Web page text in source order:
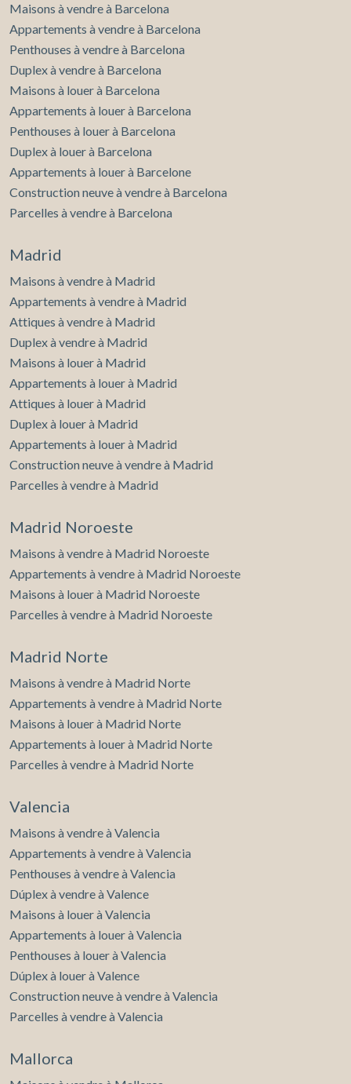
Maisons à vendre à Barcelona
Appartements à vendre à Barcelona
Penthouses à vendre à Barcelona
Duplex à vendre à Barcelona
Maisons à louer à Barcelona
Appartements à louer à Barcelona
Penthouses à louer à Barcelona
Duplex à louer à Barcelona
Appartements à louer à Barcelone
Construction neuve à vendre à Barcelona
Parcelles à vendre à Barcelona
Madrid
Maisons à vendre à Madrid
Appartements à vendre à Madrid
Attiques à vendre à Madrid
Duplex à vendre à Madrid
Maisons à louer à Madrid
Appartements à louer à Madrid
Attiques à louer à Madrid
Duplex à louer à Madrid
Appartements à louer à Madrid
Construction neuve à vendre à Madrid
Parcelles à vendre à Madrid
Madrid Noroeste
Maisons à vendre à Madrid Noroeste
Appartements à vendre à Madrid Noroeste
Maisons à louer à Madrid Noroeste
Parcelles à vendre à Madrid Noroeste
Madrid Norte
Maisons à vendre à Madrid Norte
Appartements à vendre à Madrid Norte
Maisons à louer à Madrid Norte
Appartements à louer à Madrid Norte
Parcelles à vendre à Madrid Norte
Valencia
Maisons à vendre à Valencia
Appartements à vendre à Valencia
Penthouses à vendre à Valencia
Dúplex à vendre à Valence
Maisons à louer à Valencia
Appartements à louer à Valencia
Penthouses à louer à Valencia
Dúplex à louer à Valence
Construction neuve à vendre à Valencia
Parcelles à vendre à Valencia
Mallorca